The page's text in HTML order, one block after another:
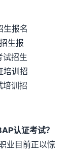
生报名
生报
试招生
培训招
培训招
认证考试？
业目前正以惊